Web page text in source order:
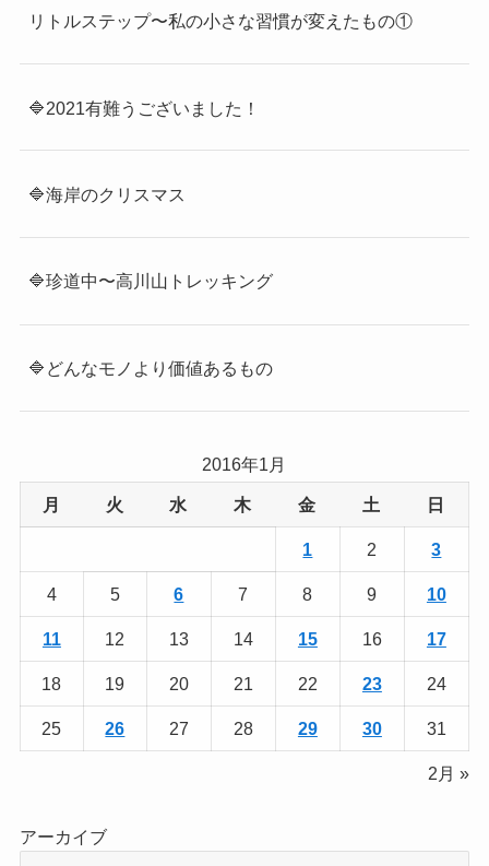
リトルステップ〜私の小さな習慣が変えたもの①
🔷2021有難うございました！
🔷海岸のクリスマス
🔷珍道中〜高川山トレッキング
🔷どんなモノより価値あるもの
2016年1月
月 火 水 木 金 土 日
1 2 3
4 5 6 7 8 9 10
11 12 13 14 15 16 17
18 19 20 21 22 23 24
25 26 27 28 29 30 31
2月 »
アーカイブ